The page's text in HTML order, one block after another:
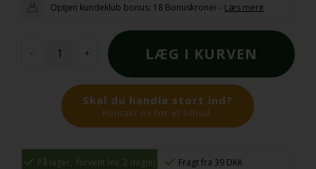
Optjen kundeklub bonus: 18 Bonuskroner - Læs mere
- +
Skal du handle stort ind?
Kontakt os for et tilbud.
På lager,forvent lev. 2 dag(e) Fragt fra 39 DKK